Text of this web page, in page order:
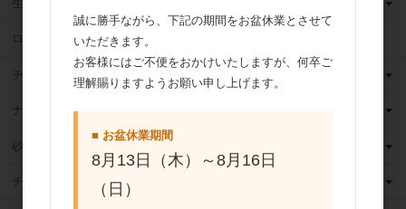
生クリーム
ロングライフ牛乳
チーズ
ナッツ
砂糖
チョコレート
誠に勝手ながら、下記の期間をお盆休業とさせて
いただきます。
お客様にはご不便をおかけいたしますが、何卒ご
理解賜りますようお願い申し上げます。
■ お盆休業期間
8月13日（木）～8月16日
（日）